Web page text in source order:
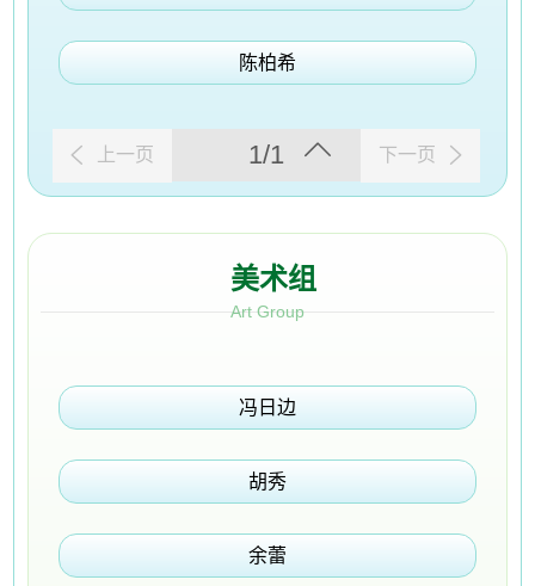
陈柏希
上一页 1/1 下一页
美术组
Art Group
冯日边
胡秀
余蕾